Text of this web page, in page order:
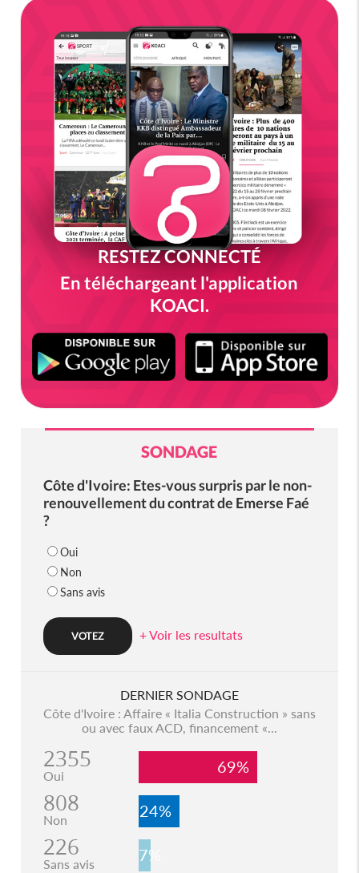
RESTEZ CONNECTÉ
En téléchargeant l'application
KOACI.
SONDAGE
Côte d'Ivoire: Etes-vous surpris par le non-
renouvellement du contrat de Emerse Faé
?
Oui
Non
Sans avis
+ Voir les resultats
DERNIER SONDAGE
Côte d'Ivoire : Affaire « Italia Construction » sans
ou avec faux ACD, financement «...
2355
Oui 69%
808
Non 24%
226
Sans avis 7%